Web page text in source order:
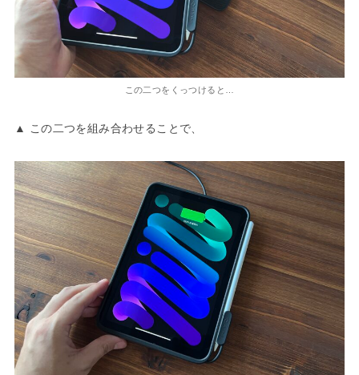
この二つをくっつけると…
▲ この二つを組み合わせることで、